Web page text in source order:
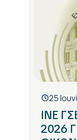
25
ΙΝΕ
2026